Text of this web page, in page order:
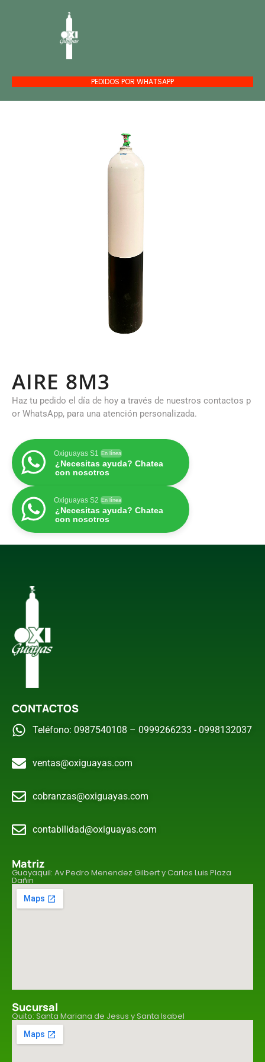
PEDIDOS POR WHATSAPP
AIRE 8M3
Haz tu pedido el día de hoy a través de nuestros contactos p
or WhatsApp, para una atención personalizada.
Oxiguayas S1 En línea
¿Necesitas ayuda? Chatea
con nosotros
Oxiguayas S2 En línea
¿Necesitas ayuda? Chatea
con nosotros
CONTACTOS
Teléfono: 0987540108 – 0999266233 - 0998132037
ventas@oxiguayas.com
cobranzas@oxiguayas.com
contabilidad@oxiguayas.com
Matriz
Guayaquil: Av Pedro Menendez Gilbert y Carlos Luis Plaza
Dañin
Sucursal
Quito: Santa Mariana de Jesus y Santa Isabel